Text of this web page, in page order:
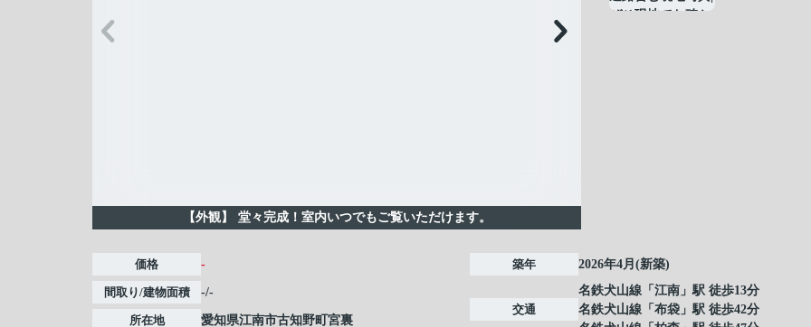
【外観】 堂々完成！室内いつでもご覧いただけます。
価格 -
間取り/建物面積 -/-
所在地 愛知県江南市古知野町宮裏
築年 2026年4月(新築)
交通
名鉄犬山線 「 江南 」駅 徒歩13分
名鉄犬山線 「 布袋 」駅 徒歩42分